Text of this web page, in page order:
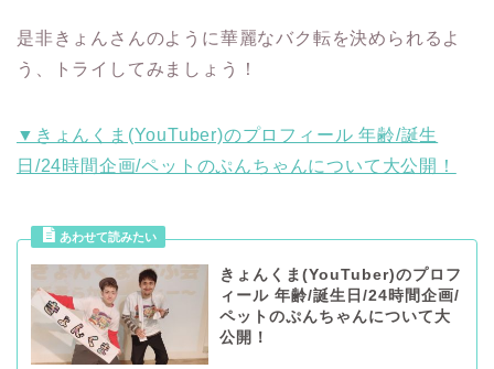
是非きょんさんのように華麗なバク転を決められるよ
う、トライしてみましょう！
▼きょんくま(YouTuber)のプロフィール 年齢/誕生
日/24時間企画/ペットのぷんちゃんについて大公開！
きょんくま(YouTuber)のプロフ
ィール 年齢/誕生日/24時間企画/
ペットのぷんちゃんについて大
公開！